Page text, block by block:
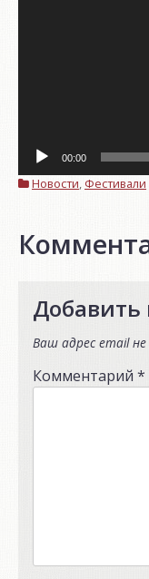
00:00
Новости, Фестивали
Ваш адрес email не
Комментарий *